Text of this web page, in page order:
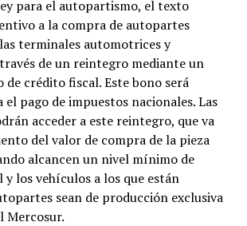
para el autopartismo, el texto
a la compra de autopartes
terminales automotrices y
de un reintegro mediante un
crédito fiscal. Este bono será
pago de impuestos nacionales. Las
acceder a este reintegro, que va
del valor de compra de la pieza
alcancen un nivel mínimo de
los vehículos a los que están
sean de producción exclusiva
Mercosur.